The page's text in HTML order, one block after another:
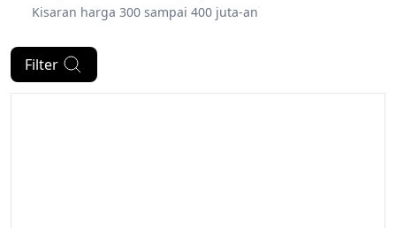
Kisaran harga 300 sampai 400 juta-an
Filter